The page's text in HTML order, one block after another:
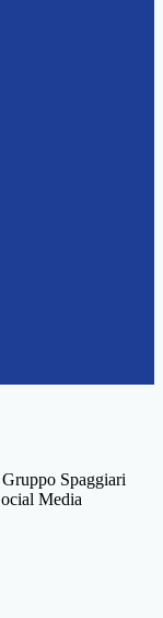
Spaggiari
Media